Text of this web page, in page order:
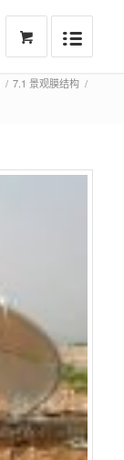
/ 7.1 景观膜结构 /